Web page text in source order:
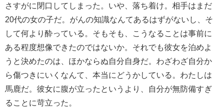
さすがに閉口してしまった。いや、落ち着け。相手はまだ
20代の女の子だ。がんの知識なんてあるはずがないし、そ
して何より酔っている。そもそも、こうなることは事前に
ある程度想像できたのではないか。それでも彼女を泊めよ
うと決めたのは、ほかならぬ自分自身だ。わざわざ自分か
ら傷つきにいくなんて、本当にどうかしている。わたしは
馬鹿だ。彼女に腹が立ったというより、自分が無防備すぎ
ることに苛立った。